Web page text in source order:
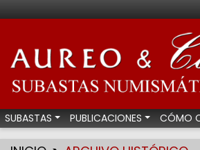
Aureo &
SUBASTAS PUBLICACIONES CÓMO